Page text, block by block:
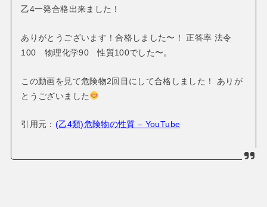
乙4一発合格出来ました！
ありがとうございます！合格しました〜！ 正答率 法令
100 物理化学90 性質100でした〜。
この動画を見て危険物2回目にして合格しました！
ありが
とうございました
引用元： (乙4類)危険物の性質 – YouTube